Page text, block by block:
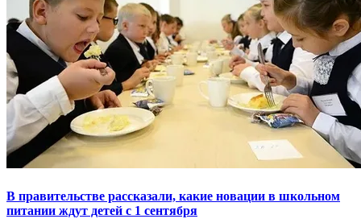
В правительстве рассказали, какие новации в школьном
питании ждут детей с 1 сентября